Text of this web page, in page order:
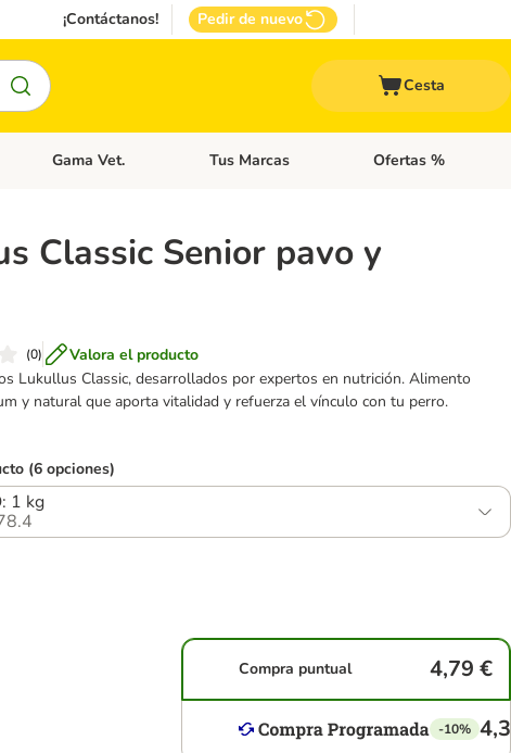
¡Contáctanos! Pedir de nuevo
Cesta
Accesorios Gatos
Menú de categoria abierto: Otros Animales
Gama Vet. Menú de categoria abierto: Gama Vet.
Tus Marcas Menú de categoria
Ofertas %
Classic Senior pavo y
(0)
Valora el producto
Lukullus Classic, desarrollados por expertos en nutrición. Alimento
y natural que aporta vitalidad y refuerza el vínculo con tu perro.
(6 opciones)
1 kg
Compra puntual 4,79 €
-10%